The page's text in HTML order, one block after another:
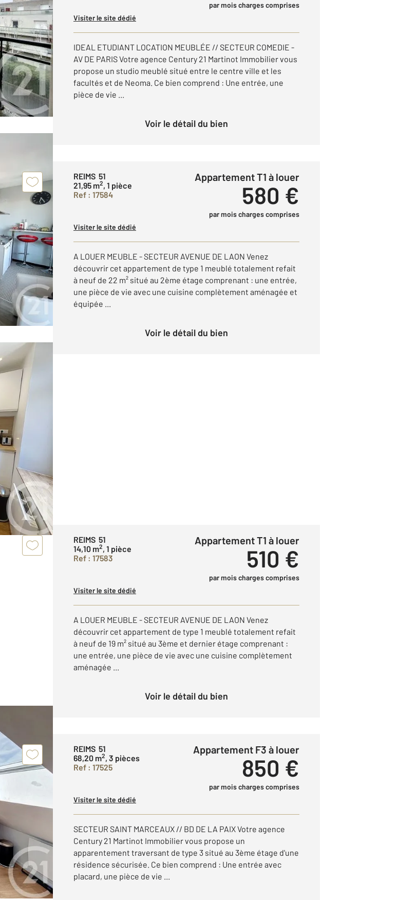
par mois charges comprises
Visiter le site dédié
IDEAL ETUDIANT LOCATION MEUBLÉE // SECTEUR COMEDIE -
AV DE PARIS Votre agence Century 21 Martinot Immobilier vous
propose un studio meublé situé entre le centre ville et les
facultés et de Neoma. Ce bien comprend : Une entrée, une
pièce de vie ...
Voir le détail du bien
REIMS 51
21,95 m2, 1 pièce
Ref : 17584
Appartement T1 à louer
580 €
par mois charges comprises
Visiter le site dédié
A LOUER MEUBLE - SECTEUR AVENUE DE LAON Venez
découvrir cet appartement de type 1 meublé totalement refait
à neuf de 22 m² situé au 2ème étage comprenant : une entrée,
une pièce de vie avec une cuisine complètement aménagée et
équipée ...
Voir le détail du bien
REIMS 51
14,10 m2, 1 pièce
Ref : 17583
Appartement T1 à louer
510 €
par mois charges comprises
Visiter le site dédié
A LOUER MEUBLE - SECTEUR AVENUE DE LAON Venez
découvrir cet appartement de type 1 meublé totalement refait
à neuf de 19 m² situé au 3ème et dernier étage comprenant :
une entrée, une pièce de vie avec une cuisine complètement
aménagée ...
Voir le détail du bien
REIMS 51
68,20 m2, 3 pièces
Ref : 17525
Appartement F3 à louer
850 €
par mois charges comprises
Visiter le site dédié
SECTEUR SAINT MARCEAUX // BD DE LA PAIX Votre agence
Century 21 Martinot Immobilier vous propose un
apparentement traversant de type 3 situé au 3ème étage d'une
résidence sécurisée. Ce bien comprend : Une entrée avec
placard, une pièce de vie ...